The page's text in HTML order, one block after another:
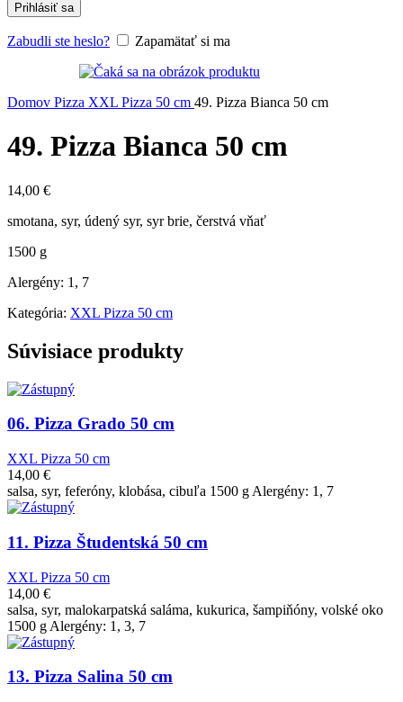
Prihlásiť sa
Zabudli ste heslo? Zapamätať si ma
Domov Pizza XXL Pizza 50 cm 49. Pizza Bianca 50 cm
49. Pizza Bianca 50 cm
14,00 €
smotana, syr, údený syr, syr brie, čerstvá vňať
1500 g
Alergény: 1, 7
Kategória: XXL Pizza 50 cm
Súvisiace produkty
06. Pizza Grado 50 cm
XXL Pizza 50 cm
14,00 €
salsa, syr, feferóny, klobása, cibuľa 1500 g Alergény: 1, 7
11. Pizza Študentská 50 cm
XXL Pizza 50 cm
14,00 €
salsa, syr, malokarpatská saláma, kukurica, šampiňóny, volské oko
1500 g Alergény: 1, 3, 7
13. Pizza Salina 50 cm